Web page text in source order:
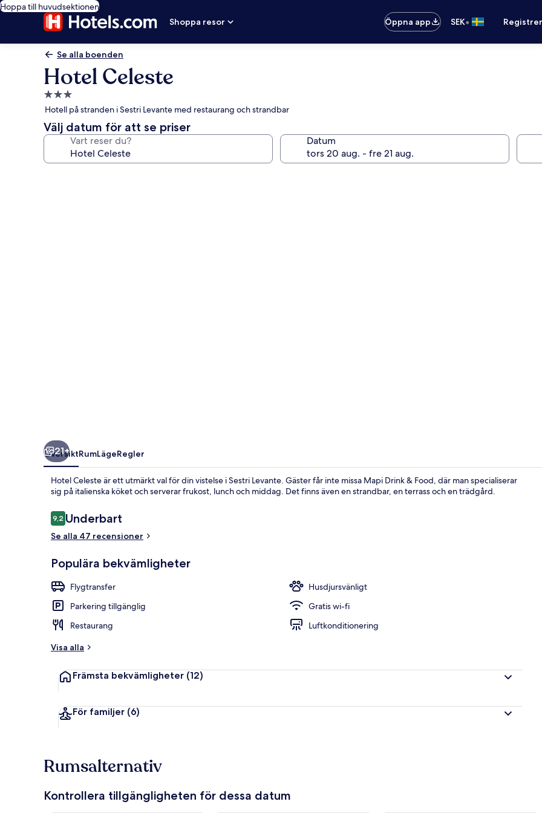
Hoppa till huvudsektionen
Shoppa resor
Öppna app SEK•
Se alla boenden
Hotel Celeste
3.0-
stjärnigt
boende
Hotell på stranden i Sestri Levante med restaurang och strandbar
Välj datum för att se priser
Vart reser du? Datum
Dubbelrum - havsutsikt | Utsikt från rummet
21+
ÖversiktRumLägeRegler
Hotel Celeste är ett utmärkt val för din vistelse i Sestri Levante. Gäster får inte missa Mapi Drink & Food, där man specialiserar
sig på italienska köket och serverar frukost, lunch och middag. Det finns även en strandbar, en terrass och en trädgård.
Recensioner
9,29,2 av 10,
Underbart
Se alla 47 recensioner
Populära bekvämligheter
Flygtransfer
Husdjursvänligt
Parkering tillgänglig
Gratis wi-fi
Restaurang
Luftkonditionering
Visa alla
Främsta bekvämligheter (12)
För familjer (6)
Rumsalternativ
Kontrollera tillgängligheten för dessa datum